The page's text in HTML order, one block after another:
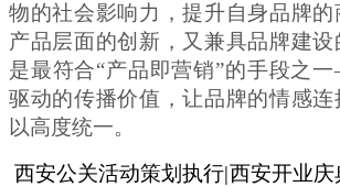
物的社会影响力，提升自身品牌
产品层面的创新，又兼具品牌建
是最符合“产品即营销”的手段之一
驱动的传播价值，让品牌的情感
以高度统一。
西安公关活动策划执行|西安开业